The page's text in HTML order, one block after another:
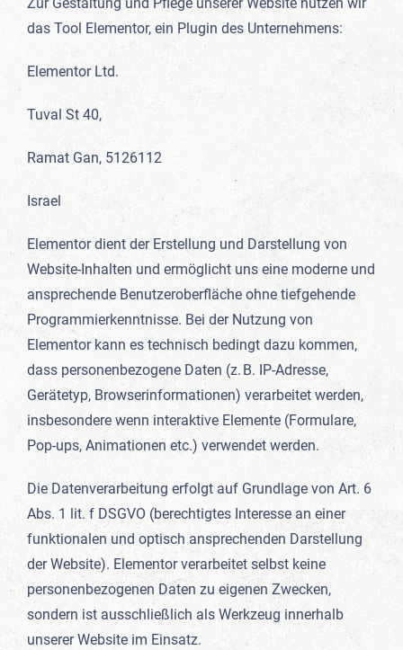
das Tool Elementor, ein Plugin des Unternehmens:
Elementor Ltd.
Tuval St 40,
Ramat Gan, 5126112
Israel
Elementor dient der Erstellung und Darstellung von
Website-Inhalten und ermöglicht uns eine moderne und
ansprechende Benutzeroberfläche ohne tiefgehende
Programmierkenntnisse. Bei der Nutzung von
Elementor kann es technisch bedingt dazu kommen,
dass personenbezogene Daten (z. B. IP-Adresse,
Gerätetyp, Browserinformationen) verarbeitet werden,
insbesondere wenn interaktive Elemente (Formulare,
Pop-ups, Animationen etc.) verwendet werden.
Die Datenverarbeitung erfolgt auf Grundlage von Art. 6
Abs. 1 lit. f DSGVO (berechtigtes Interesse an einer
funktionalen und optisch ansprechenden Darstellung
der Website). Elementor verarbeitet selbst keine
personenbezogenen Daten zu eigenen Zwecken,
sondern ist ausschließlich als Werkzeug innerhalb
unserer Website im Einsatz.